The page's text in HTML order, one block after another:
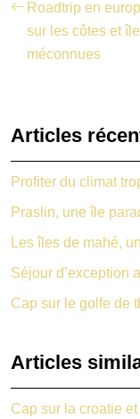
Roadtrip en
sur les côtes et
méconnues
Articles
Profiter du climat
Praslin, une île
Les îles de mahé,
Séjour d’exception
Cap sur le golfe de
Articles
Cap sur la croatie